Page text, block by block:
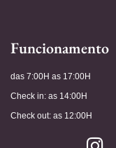
Funcionamento
das 7:00H as 17:00H
Check in: as 14:00H
Check out: as 12:00H